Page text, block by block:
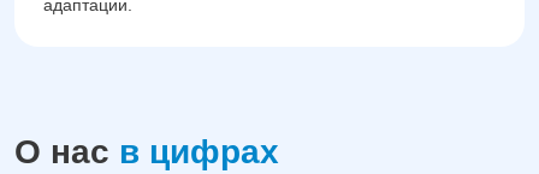
адаптации.
О нас в цифрах